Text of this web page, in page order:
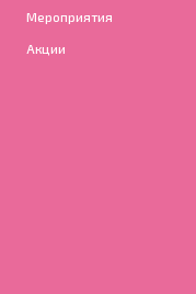
Мероприятия
Акции